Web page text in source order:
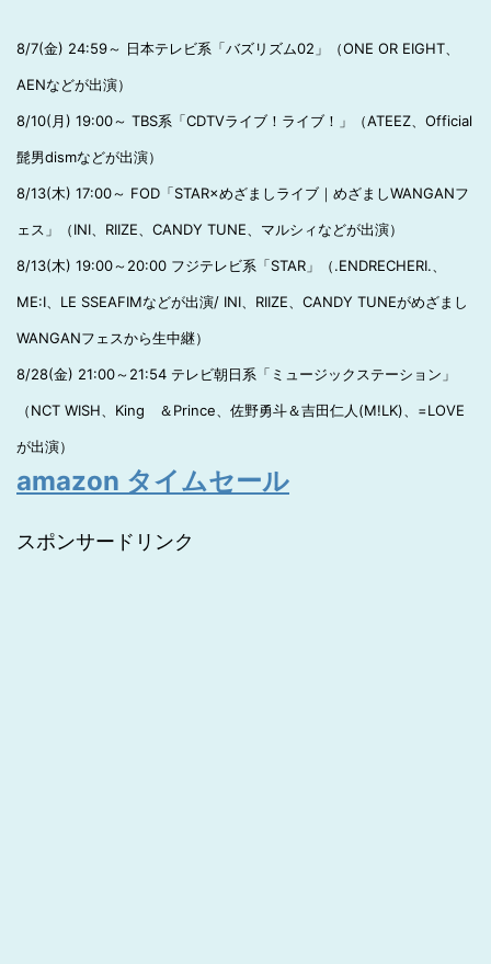
8/7(金) 24:59～ 日本テレビ系「バズリズム02」（ONE OR EIGHT、
AENなどが出演）
8/10(月) 19:00～ TBS系「CDTVライブ！ライブ！」（ATEEZ、Official
髭男dismなどが出演）
8/13(木) 17:00～ FOD「STAR×めざましライブ｜めざましWANGANフ
ェス」（INI、RIIZE、CANDY TUNE、マルシィなどが出演）
8/13(木) 19:00～20:00 フジテレビ系「STAR」（.ENDRECHERI.、
ME:I、LE SSEAFIMなどが出演/ INI、RIIZE、CANDY TUNEがめざまし
WANGANフェスから生中継）
8/28(金) 21:00～21:54 テレビ朝日系「ミュージックステーション」
（NCT WISH、King ＆Prince、佐野勇斗＆吉田仁人(M!LK)、=LOVE
が出演）
amazon タイムセール
スポンサードリンク